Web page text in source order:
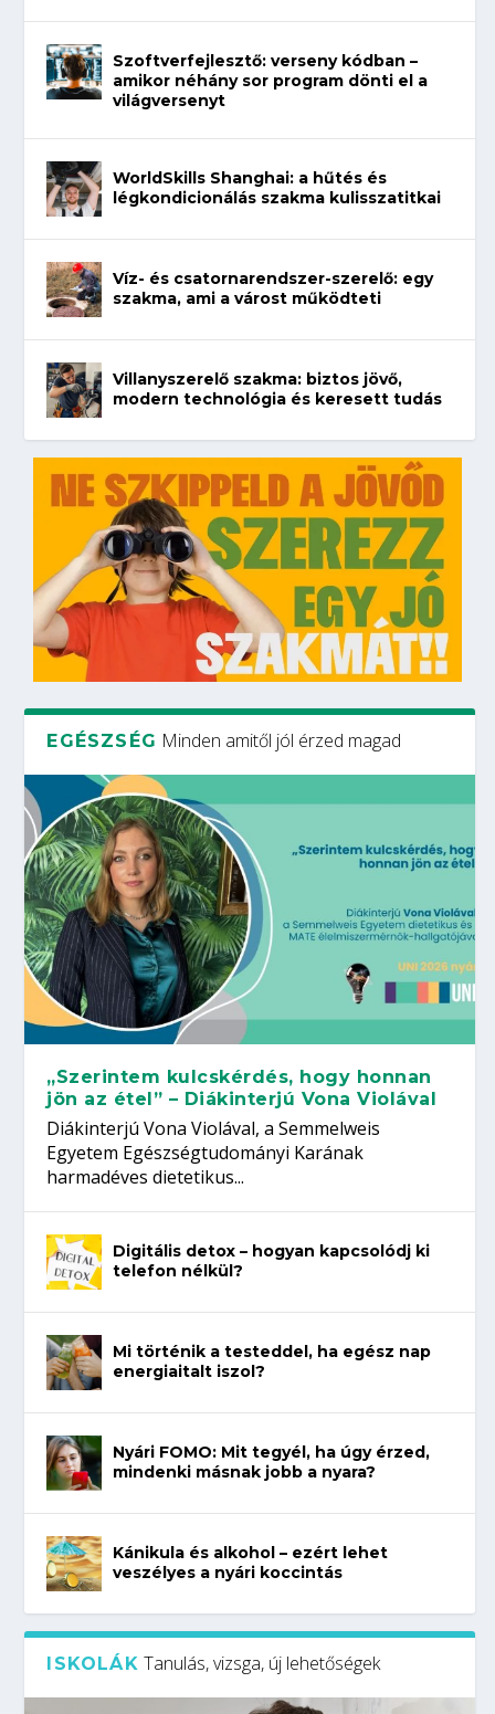
Szoftverfejlesztő: verseny kódban –
amikor néhány sor program dönti el a
világversenyt
WorldSkills Shanghai: a hűtés és
légkondicionálás szakma kulisszatitkai
Víz- és csatornarendszer-szerelő: egy
szakma, ami a várost működteti
Villanyszerelő szakma: biztos jövő,
modern technológia és keresett tudás
EGÉSZSÉG Minden amitől jól érzed magad
„Szerintem kulcskérdés, hogy honnan
jön az étel” – Diákinterjú Vona Violával
Diákinterjú Vona Violával, a Semmelweis
Egyetem Egészségtudományi Karának
harmadéves dietetikus...
Digitális detox – hogyan kapcsolódj ki
telefon nélkül?
Mi történik a testeddel, ha egész nap
energiaitalt iszol?
Nyári FOMO: Mit tegyél, ha úgy érzed,
mindenki másnak jobb a nyara?
Kánikula és alkohol – ezért lehet
veszélyes a nyári koccintás
ISKOLÁK Tanulás, vizsga, új lehetőségek